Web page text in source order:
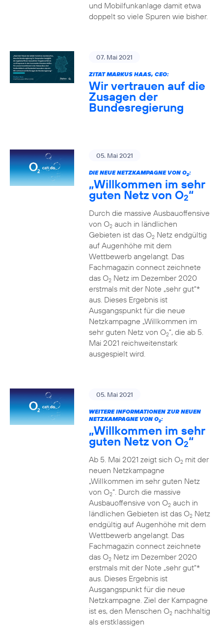
und Mobilfunkanlage damit etwa
doppelt so viele Spuren wie bisher.
07. Mai 2021
ZITAT MARKUS HAAS, CEO:
Wir vertrauen auf die
Zusagen der
Bundesregierung
05. Mai 2021
DIE NEUE NETZKAMPAGNE VON O2:
„Willkommen im sehr
guten Netz von O2“
Durch die massive Ausbauoffensive
von O2auch in ländlichen
Gebieten ist das O2Netz endgültig
auf Augenhöhe mit dem
Wettbewerb angelangt. Das
Fachmagazin connect zeichnete
das O2Netz im Dezember 2020
erstmals mit der Note „sehr gut“*
aus. Dieses Ergebnis ist
Ausgangspunkt für die neue
Netzkampagne „Willkommen im
sehr guten Netz von O2“, die ab 5.
Mai 2021 reichweitenstark
ausgespielt wird.
05. Mai 2021
WEITERE INFORMATIONEN ZUR NEUEN
NETZKAMPAGNE VON O2:
„Willkommen im sehr
guten Netz von O2“
Ab 5. Mai 2021 zeigt sich O2mit der
neuen Netzkampagne
„Willkommen im sehr guten Netz
von O2“. Durch die massive
Ausbauoffensive von O2auch in
ländlichen Gebieten ist das O2Netz
endgültig auf Augenhöhe mit dem
Wettbewerb angelangt. Das
Fachmagazin connect zeichnete
das O2Netz im Dezember 2020
erstmals mit der Note „sehr gut“*
aus. Dieses Ergebnis ist
Ausgangspunkt für die neue
Netzkampagne. Ziel der Kampagne
ist es, den Menschen O2nachhaltig
als erstklassigen